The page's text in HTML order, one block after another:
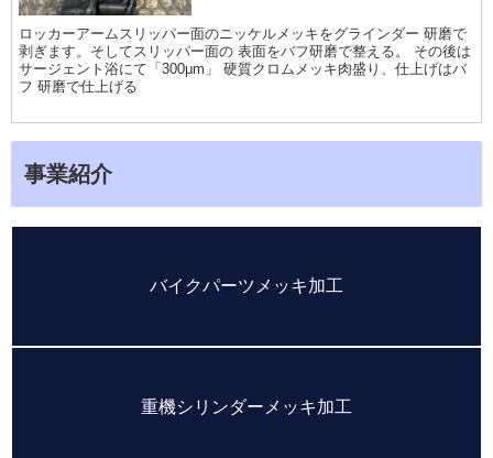
ロッカーアームスリッパー面のニッケルメッキをグラインダー 研磨で
剥ぎます。そしてスリッパー面の 表面をバフ研磨で整える。 その後は
サージェント浴にて「300μm」 硬質クロムメッキ肉盛り、仕上げはバ
フ 研磨で仕上げる
事業紹介
バイクパーツメッキ加工
重機シリンダーメッキ加工